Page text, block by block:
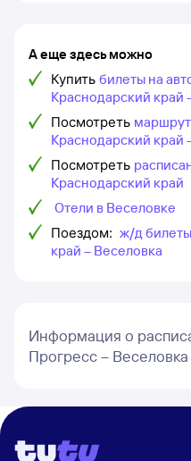
А еще здесь можно
Купить билеты на
Краснодарский край
Посмотреть
Краснодарский край
Посмотреть
Краснодарский край
Отели в Веселовке
Поездом: ж/д
край – Веселовка
Информация о
Прогресс – Веселовка